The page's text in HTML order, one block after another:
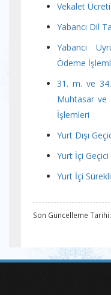
Vekalet
Yabancı Dil
Yabancı
Ödeme
31. m. ve
Muhtasar ve
İşlemleri
Yurt Dışı
Yurt İçi
Yurt İçi
Son Güncelleme